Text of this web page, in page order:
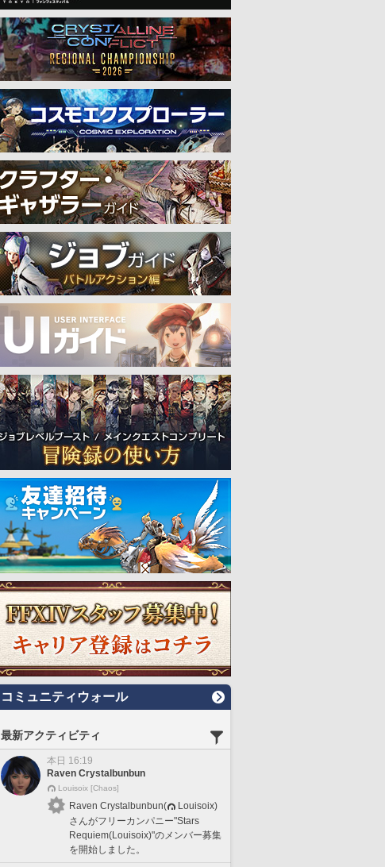
コミュニティウォール
最新アクティビティ
本日 16:19
Raven Crystalbunbun
Louisoix [Chaos]
Raven Crystalbunbun(
Louisoix)
さんがフリーカンパニー"Stars
Requiem(Louisoix)"のメンバー募集
を開始しました。